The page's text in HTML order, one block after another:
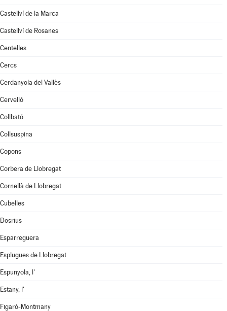
Castellví de la Marca
Castellví de Rosanes
Centelles
Cercs
Cerdanyola del Vallès
Cervelló
Collbató
Collsuspina
Copons
Corbera de Llobregat
Cornellà de Llobregat
Cubelles
Dosrius
Esparreguera
Esplugues de Llobregat
Espunyola, l'
Estany, l'
Figaró-Montmany